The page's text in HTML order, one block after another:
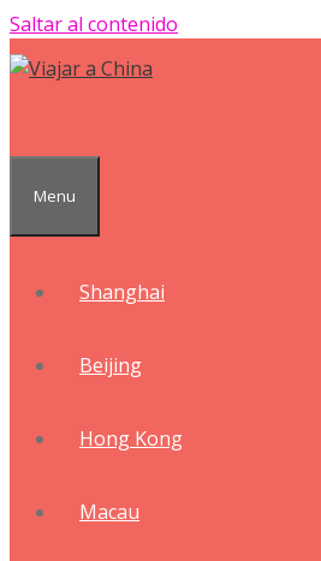
Saltar al contenido
Menu
Shanghai
Beijing
Hong Kong
Macau